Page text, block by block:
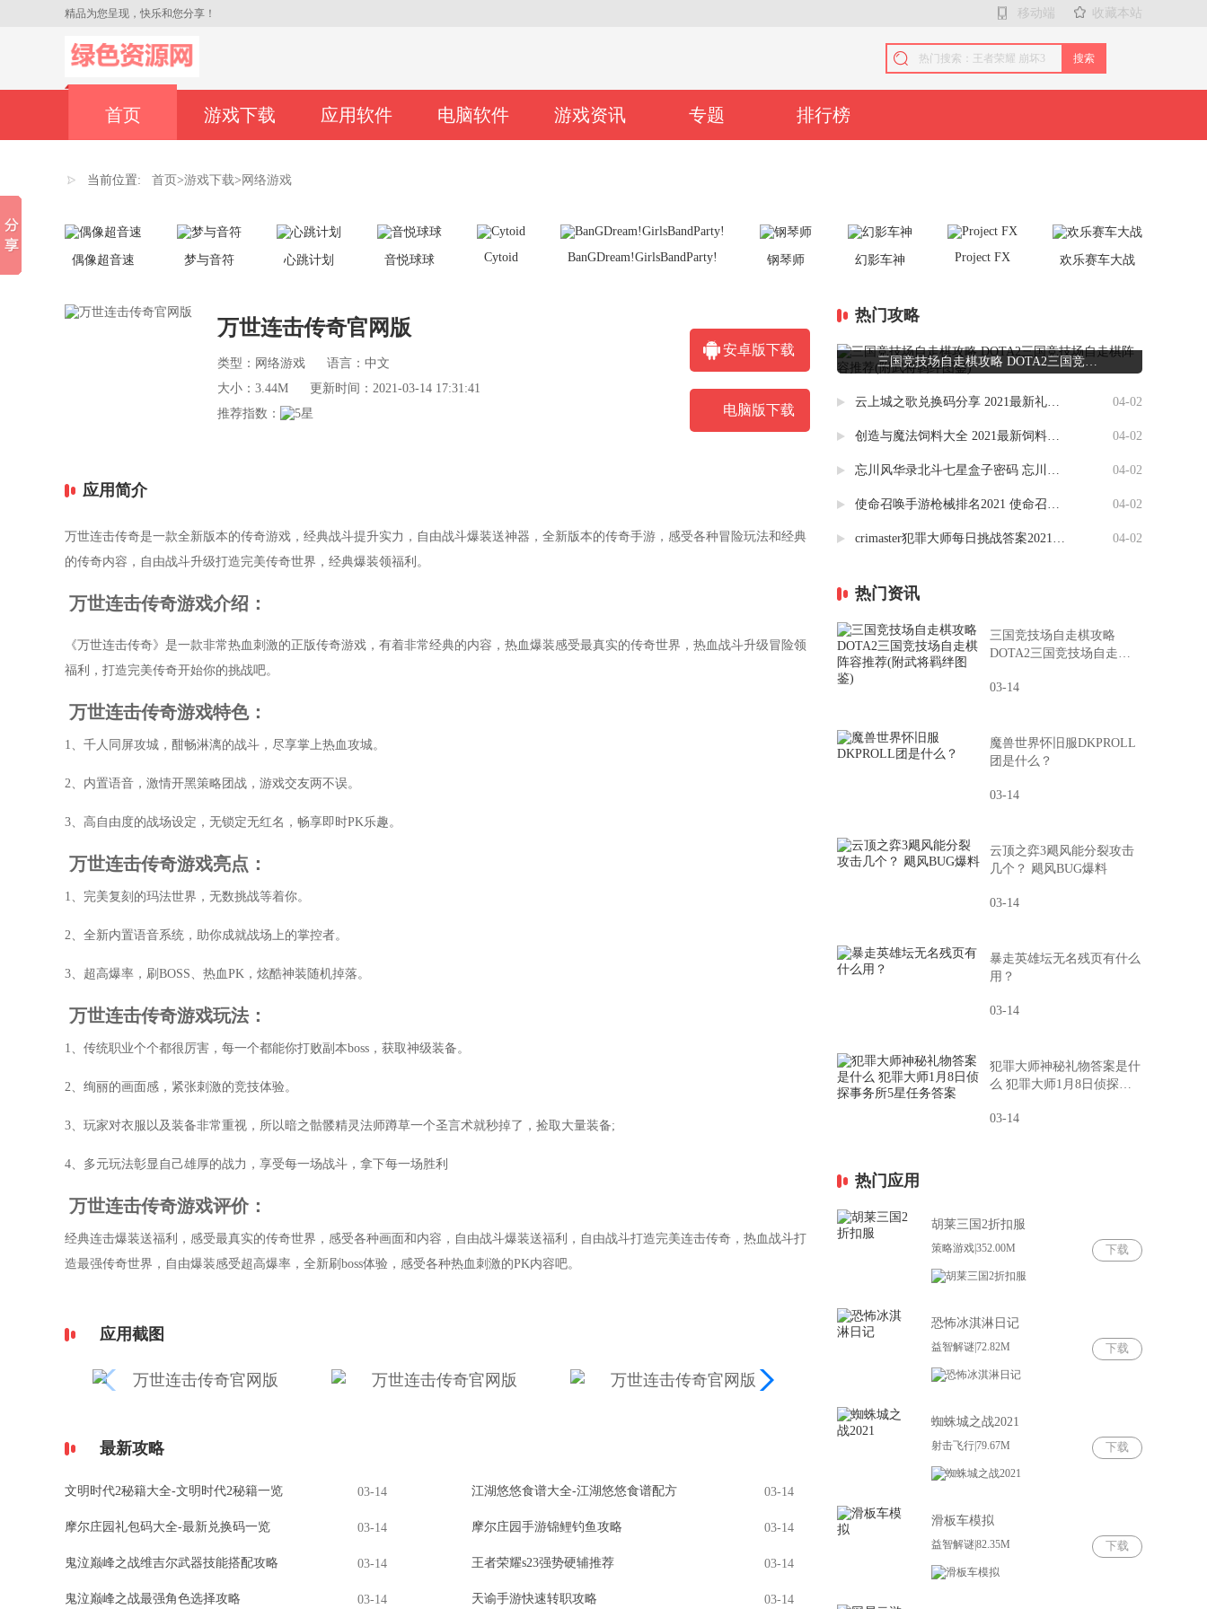
精品为您呈现，快乐和您分享！ 移动端 收藏本站
搜索
首页 游戏下载 应用软件 电脑软件 游戏资讯 专题 排行榜
当前位置: 首页 >游戏下载> 网络游戏
偶像超音速 梦与音符 心跳计划 音悦球球 Cytoid BanGDream!GirlsBandParty! 钢琴师 幻影车神 Project FX 欢乐赛车大战
万世连击传奇官网版
类型：网络游戏
语言：中文
大小：3.44M
更新时间：2021-03-14 17:31:41
推荐指数：
安卓版下载
电脑版下载
应用简介
万世连击传奇是一款全新版本的传奇游戏，经典战斗提升实力，自由战斗爆装送神器，全新版本的传奇手游，感受各种冒险玩法和经典
的传奇内容，自由战斗升级打造完美传奇世界，经典爆装领福利。
万世连击传奇游戏介绍：
《万世连击传奇》是一款非常热血刺激的正版传奇游戏，有着非常经典的内容，热血爆装感受最真实的传奇世界，热血战斗升级冒险领
福利，打造完美传奇开始你的挑战吧。
万世连击传奇游戏特色：
1、千人同屏攻城，酣畅淋漓的战斗，尽享掌上热血攻城。
2、内置语音，激情开黑策略团战，游戏交友两不误。
3、高自由度的战场设定，无锁定无红名，畅享即时PK乐趣。
万世连击传奇游戏亮点：
1、完美复刻的玛法世界，无数挑战等着你。
2、全新内置语音系统，助你成就战场上的掌控者。
3、超高爆率，刷BOSS、热血PK，炫酷神装随机掉落。
万世连击传奇游戏玩法：
1、传统职业个个都很厉害，每一个都能你打败副本boss，获取神级装备。
2、绚丽的画面感，紧张刺激的竞技体验。
3、玩家对衣服以及装备非常重视，所以暗之骷髅精灵法师蹲草一个圣言术就秒掉了，捡取大量装备;
4、多元玩法彰显自己雄厚的战力，享受每一场战斗，拿下每一场胜利
万世连击传奇游戏评价：
经典连击爆装送福利，感受最真实的传奇世界，感受各种画面和内容，自由战斗爆装送福利，自由战斗打造完美连击传奇，热血战斗打
造最强传奇世界，自由爆装感受超高爆率，全新刷boss体验，感受各种热血刺激的PK内容吧。
应用截图
最新攻略
文明时代2秘籍大全-文明时代2秘籍一览 03-14 江湖悠悠食谱大全-江湖悠悠食谱配方 03-14
摩尔庄园礼包码大全-最新兑换码一览 03-14 摩尔庄园手游锦鲤钓鱼攻略 03-14
鬼泣巅峰之战维吉尔武器技能搭配攻略 03-14 王者荣耀s23强势硬辅推荐 03-14
鬼泣巅峰之战最强角色选择攻略 03-14 天谕手游快速转职攻略 03-14
热门攻略
三国竞技场自走棋攻略 DOTA2三国竞技场自走棋阵容推荐(附武将羁绊图鉴)
云上城之歌兑换码分享 2021最新礼包码大全 04-02
创造与魔法饲料大全 2021最新饲料合成一览表分享 04-02
忘川风华录北斗七星盒子密码 忘川风华录北斗盒子攻略（图） 04-02
使命召唤手游枪械排名2021 使命召唤枪械配件搭配推荐 04-02
crimaster犯罪大师每日挑战答案2021(更新至4.2) 竞技赛场每日挑战答案汇总 04-02
热门资讯
三国竞技场自走棋攻略
DOTA2三国竞技场自走棋
03-14
魔兽世界怀旧服DKPROLL
团是什么？
03-14
云顶之弈3飓风能分裂攻击
几个？ 飓风BUG爆料
03-14
暴走英雄坛无名残页有什么
用？
03-14
犯罪大师神秘礼物答案是什
么 犯罪大师1月8日侦探事
03-14
热门应用
胡莱三国2折扣服
策略游戏|352.00M 下载
恐怖冰淇淋日记
益智解谜|72.82M 下载
蜘蛛城之战2021
射击飞行|79.67M 下载
滑板车模拟
益智解谜|82.35M 下载